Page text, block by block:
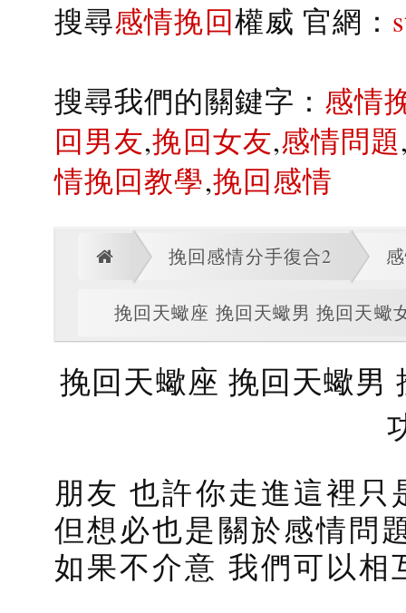
搜尋感情挽回權威 官網：
搜尋我們的關鍵字： 感情
回男友,挽回女友,感情問題
情挽回教學,挽回感情
挽回感情分手復合2
挽回天蠍座 挽回天蠍男 挽回天蠍
挽回天蠍座 挽回天蠍男
朋友 也許你走進這裡
但想必也是關於感情問
如果不介意 我們可以相